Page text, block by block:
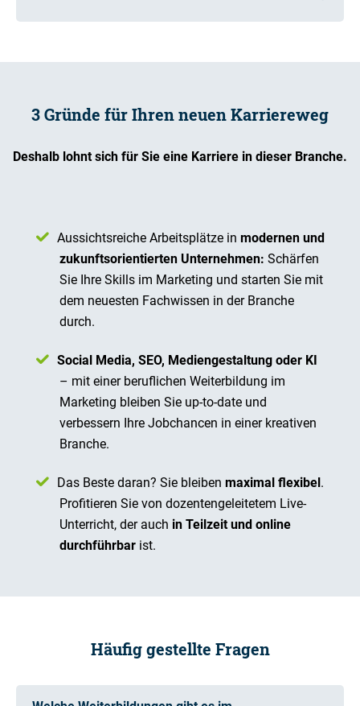
3 Gründe für Ihren neuen Karriereweg
Deshalb lohnt sich für Sie eine Karriere in dieser Branche.
Aussichtsreiche Arbeitsplätze in modernen und
zukunftsorientierten Unternehmen: Schärfen
Sie Ihre Skills im Marketing und starten Sie mit
dem neuesten Fachwissen in der Branche
durch.
Social Media, SEO, Mediengestaltung oder KI
– mit einer beruflichen Weiterbildung im
Marketing bleiben Sie up-to-date und
verbessern Ihre Jobchancen in einer kreativen
Branche.
Das Beste daran? Sie bleiben maximal flexibel.
Profitieren Sie von dozentengeleitetem Live-
Unterricht, der auch in Teilzeit und online
durchführbar ist.
Häufig gestellte Fragen